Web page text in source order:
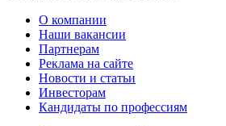
О компании
Наши вакансии
Партнерам
Реклама на сайте
Новости и статьи
Инвесторам
Кандидаты по профессиям